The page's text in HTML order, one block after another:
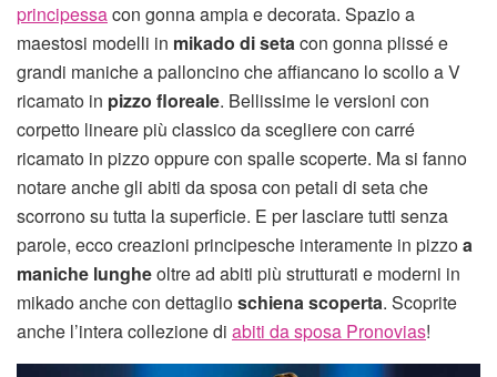
principessacon gonna ampia e decorata. Spazio a
maestosi modelli in mikado di setacon gonna plissé e
grandi maniche a palloncino che affiancano lo scollo a V
ricamato in pizzo floreale. Bellissime le versioni con
corpetto lineare più classico da scegliere con carré
ricamato in pizzo oppure con spalle scoperte. Ma si fanno
notare anche gli abiti da sposa con petali di seta che
scorrono su tutta la superficie. E per lasciare tutti senza
parole, ecco creazioni principesche interamente in pizzoa
maniche lungheoltre ad abiti più strutturati e moderni in
mikado anche con dettaglioschiena scoperta. Scoprite
anche l’intera collezione di abiti da sposa Pronovias!